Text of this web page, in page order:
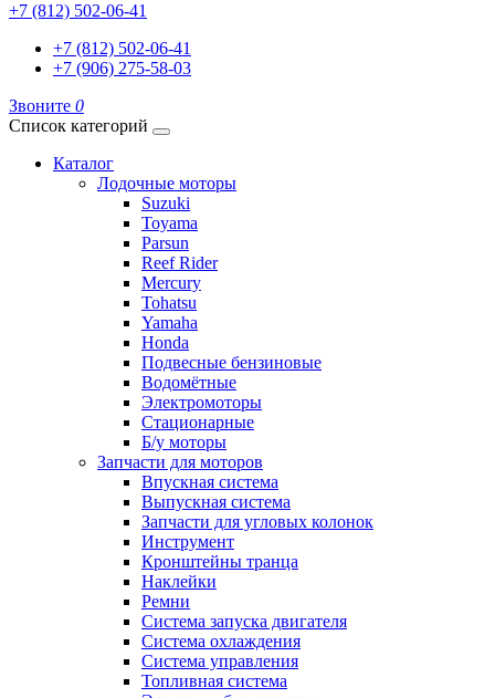
+7 (812) 502-06-41
+7 (812) 502-06-41
+7 (906) 275-58-03
Звоните 0
Список категорий
Каталог
Лодочные моторы
Suzuki
Toyama
Parsun
Reef Rider
Mercury
Tohatsu
Yamaha
Honda
Подвесные бензиновые
Водомётные
Электромоторы
Стационарные
Б/у моторы
Запчасти для моторов
Впускная система
Выпускная система
Запчасти для угловых колонок
Инструмент
Кронштейны транца
Наклейки
Ремни
Система запуска двигателя
Система охлаждения
Система управления
Топливная система